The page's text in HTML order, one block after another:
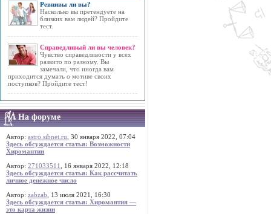
Ревнивы ли вы?
Насколько вы претендуете на
близких вам людей? Пройдите
тест.
Справедливый ли вы человек?
Чувство справедливости у всех
развито по разному. Вы
замечали, что иногда вам
приходится думать о мотиве своих
поступков? Пройдите тест!
На форуме
Автор: astro.sibnet.ru , 30 января 2022, 07:04
Здесь обсуждается статья: Возможности
Хиромантии
Автор: 271033511
, 16 января 2022, 12:18
Здесь обсуждается статья: Как рассчитать
личное денежное число
Автор: zabzab , 13 июля 2021, 16:30
Здесь обсуждается статья: Хиромантия —
это карта жизни